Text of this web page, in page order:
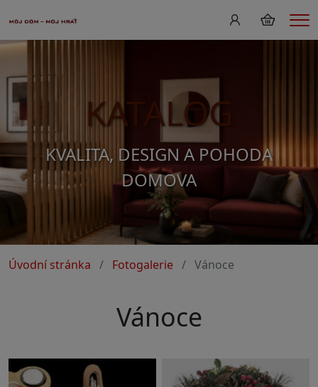
KATALOG
KVALITA, DESIGN A POHODA
DOMOVA
Úvodní stránka Fotogalerie Vánoce
Vánoce